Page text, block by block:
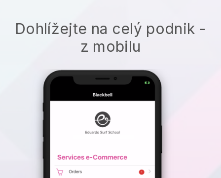
Dohlížejte na celý podnik -
z mobilu